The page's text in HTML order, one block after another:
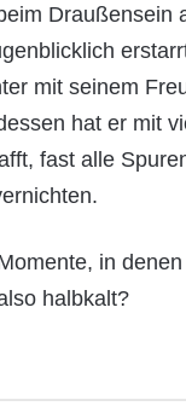
Draußensein
mit seinem
hat er mit
fast alle
in
halbkalt?